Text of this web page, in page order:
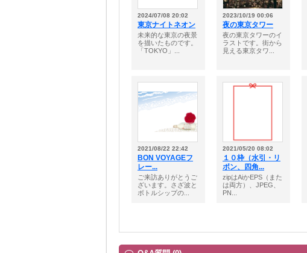
2024/07/08 20:02
東京ナイトネオン
未来的な東京の夜景
を描いたものです。
「TOKYO」...
2023/10/19 00:06
夜の東京タワー
夜の東京タワーのイ
ラストです。街から
見える東京タワ...
2021/08/22 22:42
BON VOYAGEフ
レー...
ご来訪ありがとうご
ざいます。さざ波と
ボトルシップの...
2021/05/20 08:02
１０枠（水引・リ
ボン、四角...
zipはAiかEPS（また
は両方）、JPEG、
PN...